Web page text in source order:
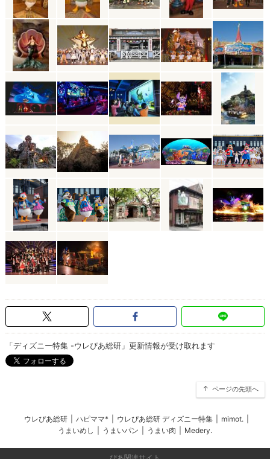
「ディズニー特集 -ウレぴあ総研」更新情報が受け取れます
ページの先頭へ
ウレぴあ総研 ハピママ* ウレぴあ総研 ディズニー特集 mimot.
うまいめし
うまいパン うまい肉 Medery.